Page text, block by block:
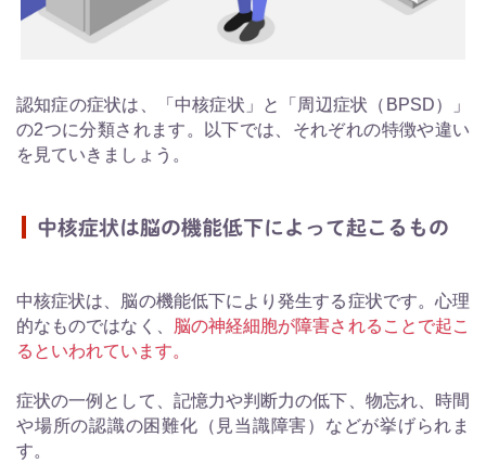
認知症の症状は、「中核症状」と「周辺症状（BPSD）」
の2つに分類されます。以下では、それぞれの特徴や違い
を見ていきましょう。
中核症状は脳の機能低下によって起こるもの
中核症状は、脳の機能低下により発生する症状です。心理
的なものではなく、
脳の神経細胞が障害されることで起こ
るといわれています。
症状の一例として、記憶力や判断力の低下、物忘れ、時間
や場所の認識の困難化（見当識障害）などが挙げられま
す。